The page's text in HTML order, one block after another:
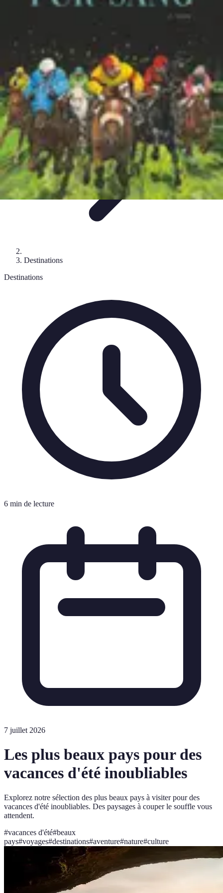
Beaux Pays
Tendances
Beaux Pays
Destinations
Destinations
6 min de lecture
7 juillet 2026
Les plus beaux pays pour des
vacances d'été inoubliables
Explorez notre sélection des plus beaux pays à visiter pour des
vacances d'été inoubliables. Des paysages à couper le souffle vous
attendent.
#vacances d'été#beaux
pays#voyages#destinations#aventure#nature#culture